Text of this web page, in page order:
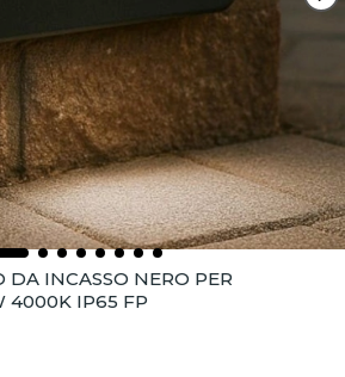
DA INCASSO NERO PER
4000K IP65 FP